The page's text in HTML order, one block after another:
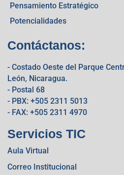
Pensamiento Estratégico
Potencialidades
Contáctanos:
- Costado Oeste del Parque
León, Nicaragua.
- Postal 68
- PBX: +505 2311 5013
- FAX: +505 2311 4970
Servicios TIC
Aula Virtual
Correo Institucional